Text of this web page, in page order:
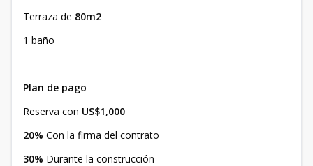
Terraza de 80m2
1 baño
Plan de pago
Reserva con US$1,000
20% Con la firma del contrato
30% Durante la construcción